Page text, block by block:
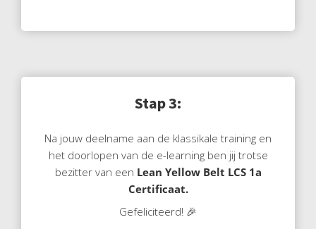
Stap 3:
Na jouw deelname aan de klassikale training en
het doorlopen van de e-learning ben jij trotse
bezitter van een Lean Yellow Belt LCS 1a
Certificaat.
Gefeliciteerd! 🎉